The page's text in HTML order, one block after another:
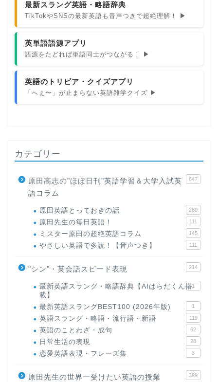
最新スラング英語・略語辞典
TikTokやSNSの最新英語も音声つきで超絶理解！ ▶
英単語語源アプリ
語源をたどれば単語同士がつながる！ ▶
英語のトリビア・クイズアプリ
「へぇ〜」が止まらない英語雑学クイズ ▶
カテゴリー
原田高志の"ほぼ日刊"英語学習＆大学入試英
語コラム
647
原田英語とっておきの話 280
原田先生の毎日英語！ 111
ミスター原田の超絶英語コラム 145
やさしい英語で多読！【音声つき】 111
"シン"・英会話スピード表現 214
最新英語スラング・略語辞典【AIはらだくん搭
載】
1
最新英語スラングBEST100 (2026年版) 1
英語スラング・略語・流行語・新語 119
英語のことわざ・成句 62
日常生活の表現 28
恋愛英語表現・フレーズ集 3
原田先生の世界一受けたい英語の授業 399